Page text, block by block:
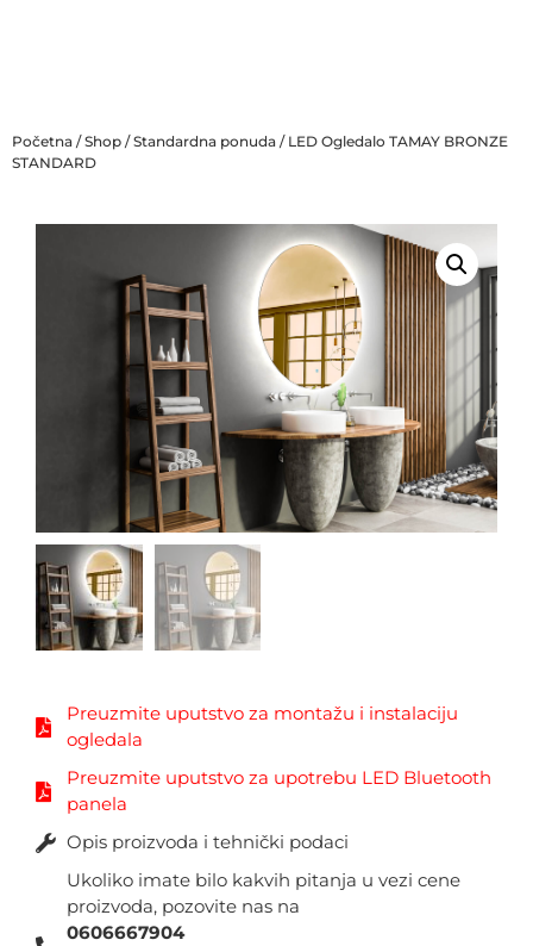
Početna /Shop /Standardna ponuda / LED Ogledalo TAMAY BRONZE
STANDARD
Preuzmite uputstvo za montažu i instalaciju
ogledala
Preuzmite uputstvo za upotrebu LED Bluetooth
panela
Opis proizvoda i tehnički podaci
Ukoliko imate bilo kakvih pitanja u vezi cene
proizvoda, pozovite nas na
0606667904